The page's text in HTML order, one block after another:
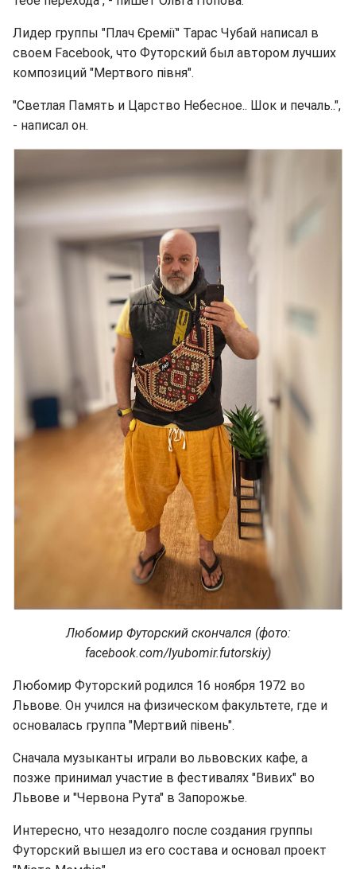
Лидер группы "Плач Єремії" Тарас Чубай написал в
своем Facebook, что Футорский был автором лучших
композиций "Мертвого півня".
"Светлая Память и Царство Небесное.. Шок и печаль..",
- написал он.
Любомир Футорский скончался (фото:
facebook.com/lyubomir.futorskiy)
Любомир Футорский родился 16 ноября 1972 во
Львове. Он учился на физическом факультете, где и
основалась группа "Мертвий півень".
Сначала музыканты играли во львовских кафе, а
позже принимал участие в фестивалях "Вивих" во
Львове и "Червона Рута" в Запорожье.
Интересно, что незадолго после создания группы
Футорский вышел из его состава и основал проект